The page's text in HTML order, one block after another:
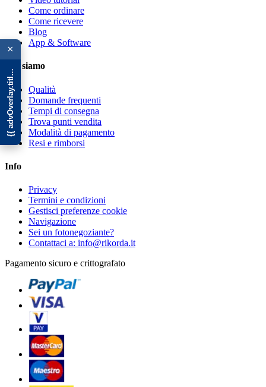
×
{{ advOverlay.title || 'Promo' }}
Come ordinare
Come ricevere
Blog
App & Software
Chi siamo
Qualità
Domande frequenti
Tempi di consegna
Trova punti vendita
Modalità di pagamento
Resi e rimborsi
Info
Privacy
Termini e condizioni
Gestisci preferenze cookie
Navigazione
Sei un fotonegoziante?
Contattaci a: info@rikorda.it
Pagamento sicuro e crittografato